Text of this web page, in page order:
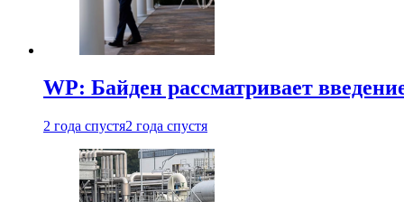
WP: Байден рассматривает
2 года спустя2 года спустя